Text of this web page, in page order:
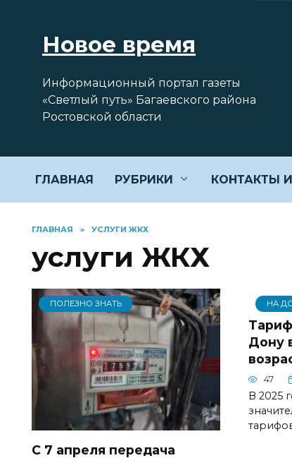
содержаниюНовое время
Информационный портал газеты
«Светлый путь» Багаевского района
Ростовской области
ГЛАВНАЯ РУБРИКИ КОНТАКТЫ
ГЛАВНАЯ » УСЛУГИ ЖКХ
услуги ЖКХ
ПОЛЕЗНО ЗНАТЬ
С 7 апреля передача
НА
Дону
47
В 2025